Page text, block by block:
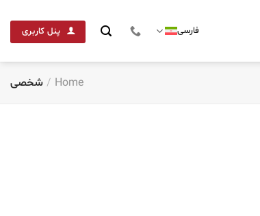
فارسی پنل کاربری
Home
/ شخصی